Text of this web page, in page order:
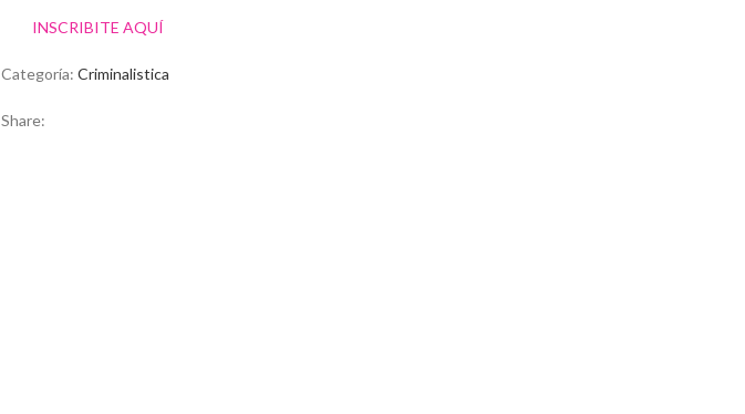
INSCRIBITE AQUÍ
Categoría: Criminalistica
Share: